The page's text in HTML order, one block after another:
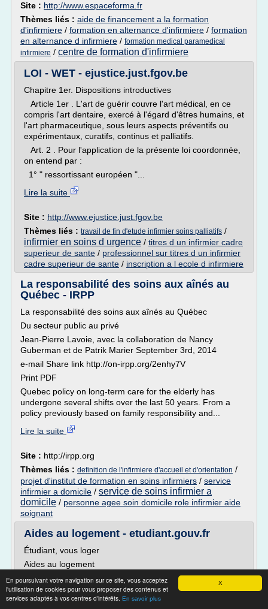
X
En poursuivant votre navigation sur ce site, vous acceptez
l'utilisation de cookies pour vous proposer des contenus et
services adaptés à vos centres d'intérêts. En savoir plus
Site : http://www.espaceforma.fr
Thèmes liés : aide de financement a la formation
d'infirmiere / formation en alternance d'infirmiere / formation
en alternance d infirmiere / formation medical paramedical
infirmiere / centre de formation d'infirmiere
LOI - WET - ejustice.just.fgov.be
Chapitre 1er. Dispositions introductives
Article 1er . L'art de guérir couvre l'art médical, en ce
compris l'art dentaire, exercé à l'égard d'êtres humains, et
l'art pharmaceutique, sous leurs aspects préventifs ou
expérimentaux, curatifs, continus et palliatifs.
Art. 2 . Pour l'application de la présente loi coordonnée,
on entend par :
1° " ressortissant européen "...
Lire la suite
Site : http://www.ejustice.just.fgov.be
Thèmes liés : travail de fin d'etude infirmier soins palliatifs /
infirmier en soins d urgence / titres d un infirmier cadre
superieur de sante / professionnel sur titres d un infirmier
cadre superieur de sante / inscription a l ecole d infirmiere
La responsabilité des soins aux aînés au
Québec - IRPP
La responsabilité des soins aux aînés au Québec
Du secteur public au privé
Jean-Pierre Lavoie, avec la collaboration de Nancy
Guberman et de Patrik Marier September 3rd, 2014
e-mail Share link http://on-irpp.org/2enhy7V
Print PDF
Quebec policy on long-term care for the elderly has
undergone several shifts over the last 50 years. From a
policy previously based on family responsibility and...
Lire la suite
Site : http://irpp.org
Thèmes liés : definition de l'infirmiere d'accueil et d'orientation /
projet d'institut de formation en soins infirmiers / service
infirmier a domicile / service de soins infirmier a
domicile / personne agee soin domicile role infirmier aide
soignant
Aides au logement - etudiant.gouv.fr
Étudiant, vous loger
Aides au logement
Le loyer constitue un poste important dans votre budget -
ne négligez donc pas d'éventuelles aides au logement.
Ces aides sont attribuées et versées par la Caisse